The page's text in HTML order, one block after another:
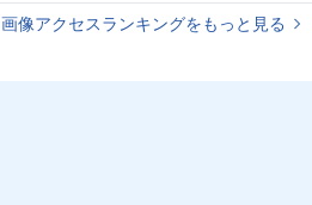
画像アクセスランキングをもっと見る